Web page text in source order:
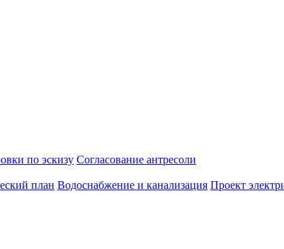
по эскизу Согласование антресоли
план Водоснабжение и канализация Проект